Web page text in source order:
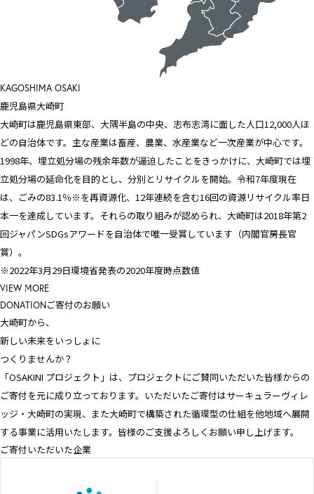
KAGOSHIMA OSAKI
鹿児島県大崎町
大崎町は鹿児島県東部、大隅半島の中央、志布志湾に面した人口12,000人ほ
どの自治体です。主な産業は畜産、農業、水産業など一次産業が中心です。
1998年、埋立処分場の残余年数が逼迫したことをきっかけに、大崎町では埋
立処分場の延命化を目的とし、分別とリサイクルを開始。令和7年度現在
は、ごみの83.1％※を再資源化、12年連続を含む16回の資源リサイクル率日
本一を達成しています。それらの取り組みが認められ、大崎町は2018年第2
回ジャパンSDGsアワードを自治体で唯一受賞しています（内閣官房長官
賞）。
※2022年3月29日環境省発表の2020年度時点数値
VIEW MORE
DONATIONご寄付のお願い
大崎町から、
新しい未来をいっしょに
つくりませんか？
「OSAKINI プロジェクト」は、プロジェクトにご賛同いただいた皆様からの
ご寄付を元に成り立っております。いただいたご寄付はサーキュラーヴィレ
ッジ・大崎町の実現、また大崎町で構築された循環型の仕組を他地域へ展開
する事業に活用いたします。皆様のご支援よろしくお願い申し上げます。
ご寄付いただいた企業